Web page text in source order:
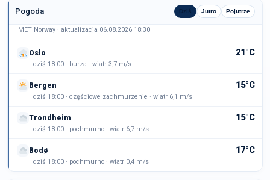
Pogoda Dziś Jutro Pojutrze
MET Norway · aktualizacja 06.08.2026 18:30
Oslo 21°C
dziś 18:00 · burza · wiatr 3,7 m/s
Bergen 15°C
dziś 18:00 · częściowe zachmurzenie · wiatr 6,1 m/s
Trondheim 15°C
dziś 18:00 · pochmurno · wiatr 6,7 m/s
Bodø 17°C
dziś 18:00 · pochmurno · wiatr 0,4 m/s